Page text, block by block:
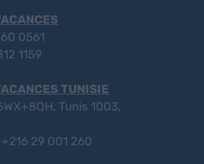
0561
1159
TUNISIE
Tunis 1003,
+216 29 001 260